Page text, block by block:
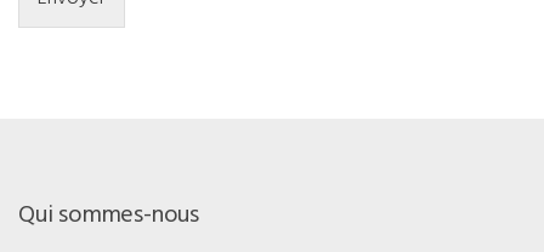
Qui sommes-nous